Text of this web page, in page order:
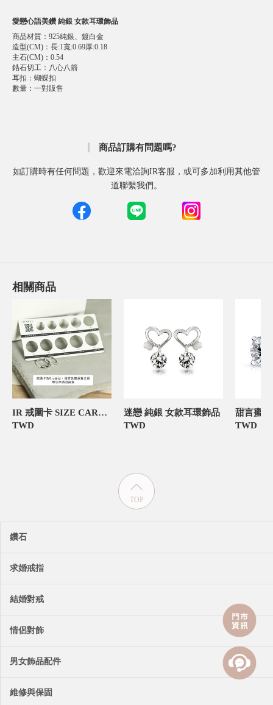
愛戀心語美鑽 純銀 女款耳環飾品
商品材質 ： 925純銀、鍍白金
造型(CM) ： 長:1寬:0.69厚:0.18
主石(CM) ： 0.54
鋯石切工 ： 八心八箭
耳扣 ： 蝴蝶扣
數量 ： 一對販售
商品訂購有問題嗎?
如訂購時有任何問題，歡迎來電洽詢IR客服，或可多加利用其他管
道聯繫我們。
相關商品
IR 戒圍卡 SIZE CARD 飾品禮物包裝
TWD
迷戀 純銀 女款耳環飾品
TWD
TWD
TOP
鑽石
求婚戒指
結婚對戒
情侶對飾
男女飾品配件
維修與保固